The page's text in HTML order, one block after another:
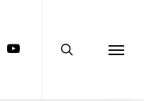
Menu
youtube